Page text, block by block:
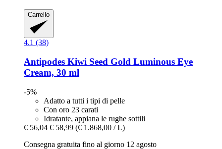
Carrello
4.1 (38)
Antipodes Kiwi Seed Gold Luminous Eye
Cream, 30 ml
-5%
Adatto a tutti i tipi di pelle
Con oro 23 carati
Idratante, appiana le rughe sottili
€ 56,04 € 58,99 (€ 1.868,00 / L)
Consegna gratuita fino al giorno 12 agosto